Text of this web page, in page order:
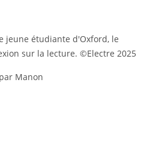
jeune étudiante d'Oxford, le
sur la lecture. ©Electre 2025
Manon